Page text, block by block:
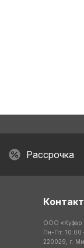
Рассрочка
ООО «Куфар
Пн-Пт: 10:00
220029, г.